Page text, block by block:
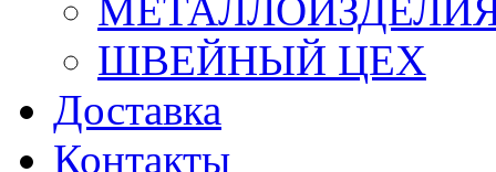
ШВЕЙНЫЙ ЦЕХ
Доставка
Контакты